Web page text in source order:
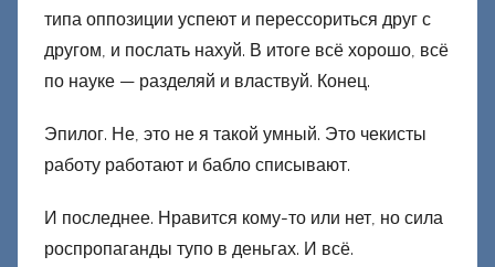
типа оппозиции успеют и перессориться друг с
другом, и послать нахуй. В итоге всё хорошо, всё
по науке — разделяй и властвуй. Конец.
Эпилог. Не, это не я такой умный. Это чекисты
работу работают и бабло списывают.
И последнее. Нравится кому-то или нет, но сила
роспропаганды тупо в деньгах. И всё.